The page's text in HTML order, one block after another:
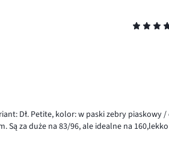
Dł. Petite,kolor: w paski zebry piaskowy /
Są za duże na 83/96, ale idealne na